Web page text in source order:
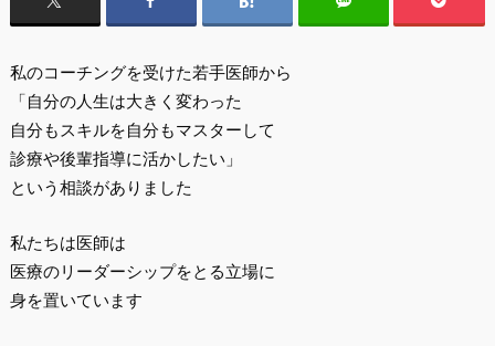
私のコーチングを受けた若手医師から
「自分の人生は大きく変わった
自分もスキルを自分もマスターして
診療や後輩指導に活かしたい」
という相談がありました
私たちは医師は
医療のリーダーシップをとる立場に
身を置いています